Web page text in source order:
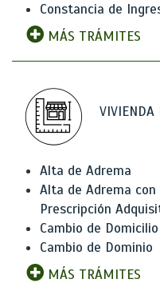
Constancia de
MÁS TRÁMITES
VIVIENDA
Alta de Adrema
Alta de Adrema
Prescripción
Cambio de
Cambio de Dominio
MÁS TRÁMITES